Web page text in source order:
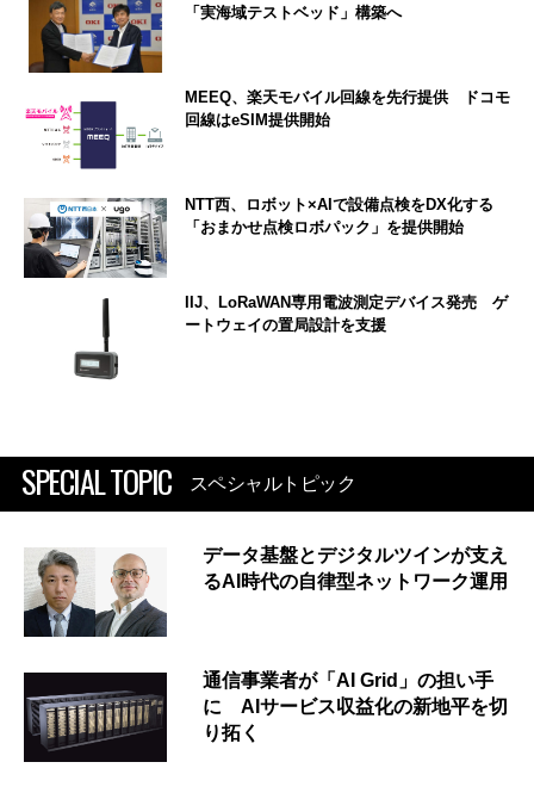
「実海域テストベッド」構築へ
MEEQ、楽天モバイル回線を先行提供 ドコモ
回線はeSIM提供開始
NTT西、ロボット×AIで設備点検をDX化する
「おまかせ点検ロボパック」を提供開始
IIJ、LoRaWAN専用電波測定デバイス発売 ゲ
ートウェイの置局設計を支援
SPECIAL TOPIC スペシャルトピック
データ基盤とデジタルツインが支え
るAI時代の自律型ネットワーク運用
通信事業者が「AI Grid」の担い手
に AIサービス収益化の新地平を切
り拓く